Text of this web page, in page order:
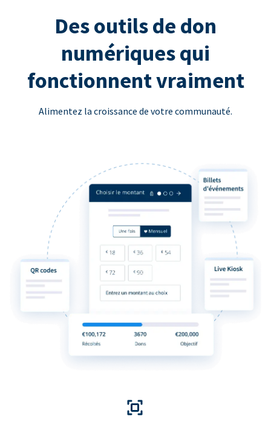
Des outils de don
numériques qui
fonctionnent vraiment
Alimentez la croissance de votre communauté.